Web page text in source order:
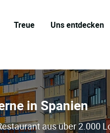
Treue Uns entdecken
in Spanien
aus über 2.000